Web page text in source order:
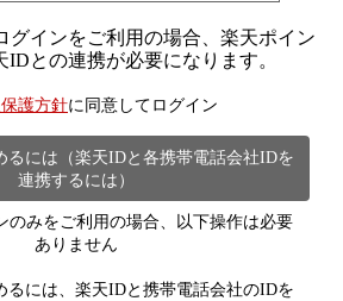
グインをご利用の場合、楽天ポイン
IDとの連携が必要になります。
護方針に同意してログイン
るには（楽天IDと各携帯電話会社IDを
連携するには）
みをご利用の場合、以下操作は必要
ありません
るには、楽天IDと携帯電話会社のIDを